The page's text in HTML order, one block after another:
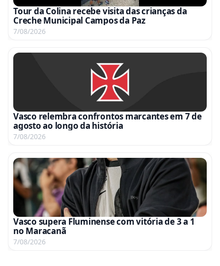
Tour da Colina recebe visita das crianças da
Creche Municipal Campos da Paz
7/08/2026
Vasco relembra confrontos marcantes em 7 de
agosto ao longo da história
7/08/2026
Vasco supera Fluminense com vitória de 3 a 1
no Maracanã
7/08/2026